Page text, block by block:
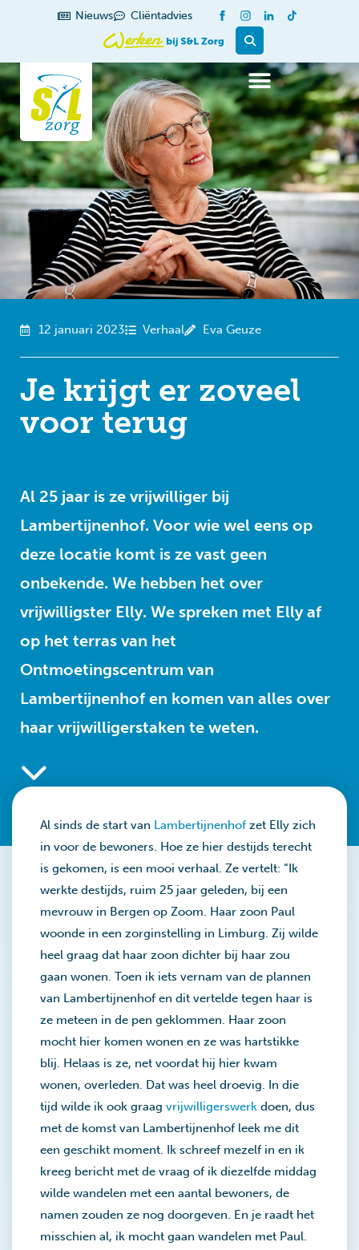
Nieuws Cliëntadvies
12 januari 2023 Verhaal Eva Geuze
Je krijgt er zoveel
voor terug
Al 25 jaar is ze vrijwilliger bij
Lambertijnenhof. Voor wie wel eens op
deze locatie komt is ze vast geen
onbekende. We hebben het over
vrijwilligster Elly. We spreken met Elly af
op het terras van het
Ontmoetingscentrum van
Lambertijnenhof en komen van alles over
haar vrijwilligerstaken te weten.
Al sinds de start van Lambertijnenhof zet Elly zich
in voor de bewoners. Hoe ze hier destijds terecht
is gekomen, is een mooi verhaal. Ze vertelt: “Ik
werkte destijds, ruim 25 jaar geleden, bij een
mevrouw in Bergen op Zoom. Haar zoon Paul
woonde in een zorginstelling in Limburg. Zij wilde
heel graag dat haar zoon dichter bij haar zou
gaan wonen. Toen ik iets vernam van de plannen
van Lambertijnenhof en dit vertelde tegen haar is
ze meteen in de pen geklommen. Haar zoon
mocht hier komen wonen en ze was hartstikke
blij. Helaas is ze, net voordat hij hier kwam
wonen, overleden. Dat was heel droevig. In die
tijd wilde ik ook graag vrijwilligerswerk doen, dus
met de komst van Lambertijnenhof leek me dit
een geschikt moment. Ik schreef mezelf in en ik
kreeg bericht met de vraag of ik diezelfde middag
wilde wandelen met een aantal bewoners, de
namen zouden ze nog doorgeven. En je raadt het
misschien al, ik mocht gaan wandelen met Paul.